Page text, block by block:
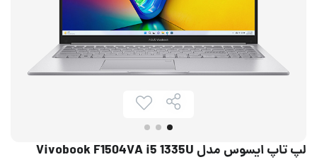
لپ تاپ ایسوس مدل Vivobook F1504VA i5 1335U